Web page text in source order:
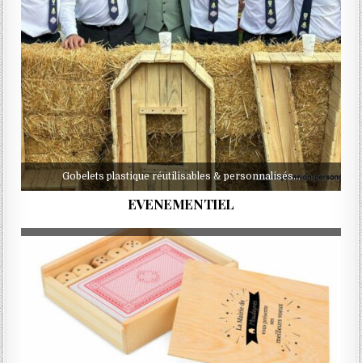
Gobelets plastique réutilisables & personnalisés…
EVENEMENTIEL